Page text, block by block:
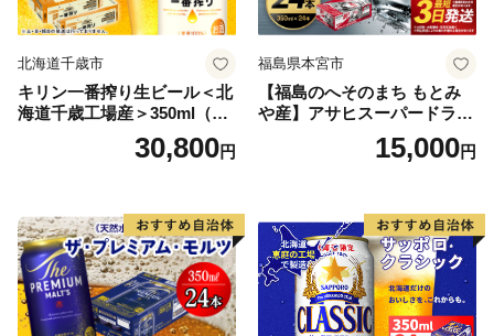
北海道千歳市
キリン一番搾り生ビール＜北
海道千歳工場産＞350ml（24
30,800円
福島県本宮市
【福島のへそのまち もとみ
や産】アサヒスーパードライ
350ml×24本 合計8.4L 1ケー
ス アルコール度数5% 缶ビー
口 送料無料 カメイ 本宮市
【07214-0206】
15,000円